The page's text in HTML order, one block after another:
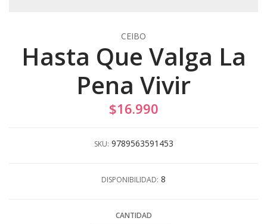
CEIBO
Hasta Que Valga La
Pena Vivir
$16.990
SKU: 9789563591453
DISPONIBILIDAD: 8
CANTIDAD